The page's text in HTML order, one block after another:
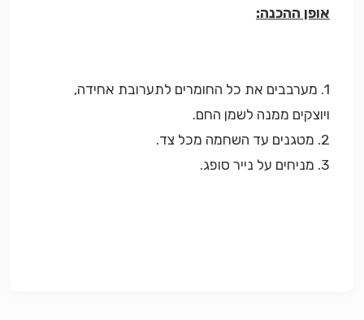
אופן ההכנה:
1. מערבבים את כל החומרים לתערובת אחידה,
ויוצקים ממנה לשמן החם.
2. מטגנים עד השחמה מכל צד.
3. מניחים על נייר סופג.